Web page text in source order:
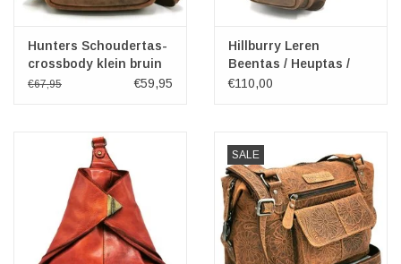
Hunters Schoudertas-
crossbody klein bruin
€67,95 €59,95
Hillburry Leren
Beentas / Heuptas /
Crossbody
€110,00
SALE